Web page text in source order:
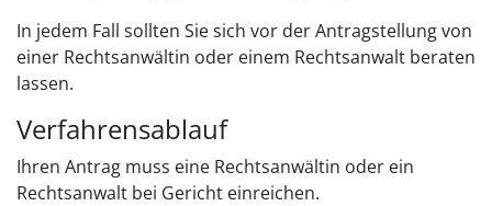
In jedem Fall sollten Sie sich vor der Antragstellung von
einer Rechtsanwältin oder einem Rechtsanwalt beraten
lassen.
Verfahrensablauf
Ihren Antrag muss eine Rechtsanwältin oder ein
Rechtsanwalt bei Gericht einreichen.